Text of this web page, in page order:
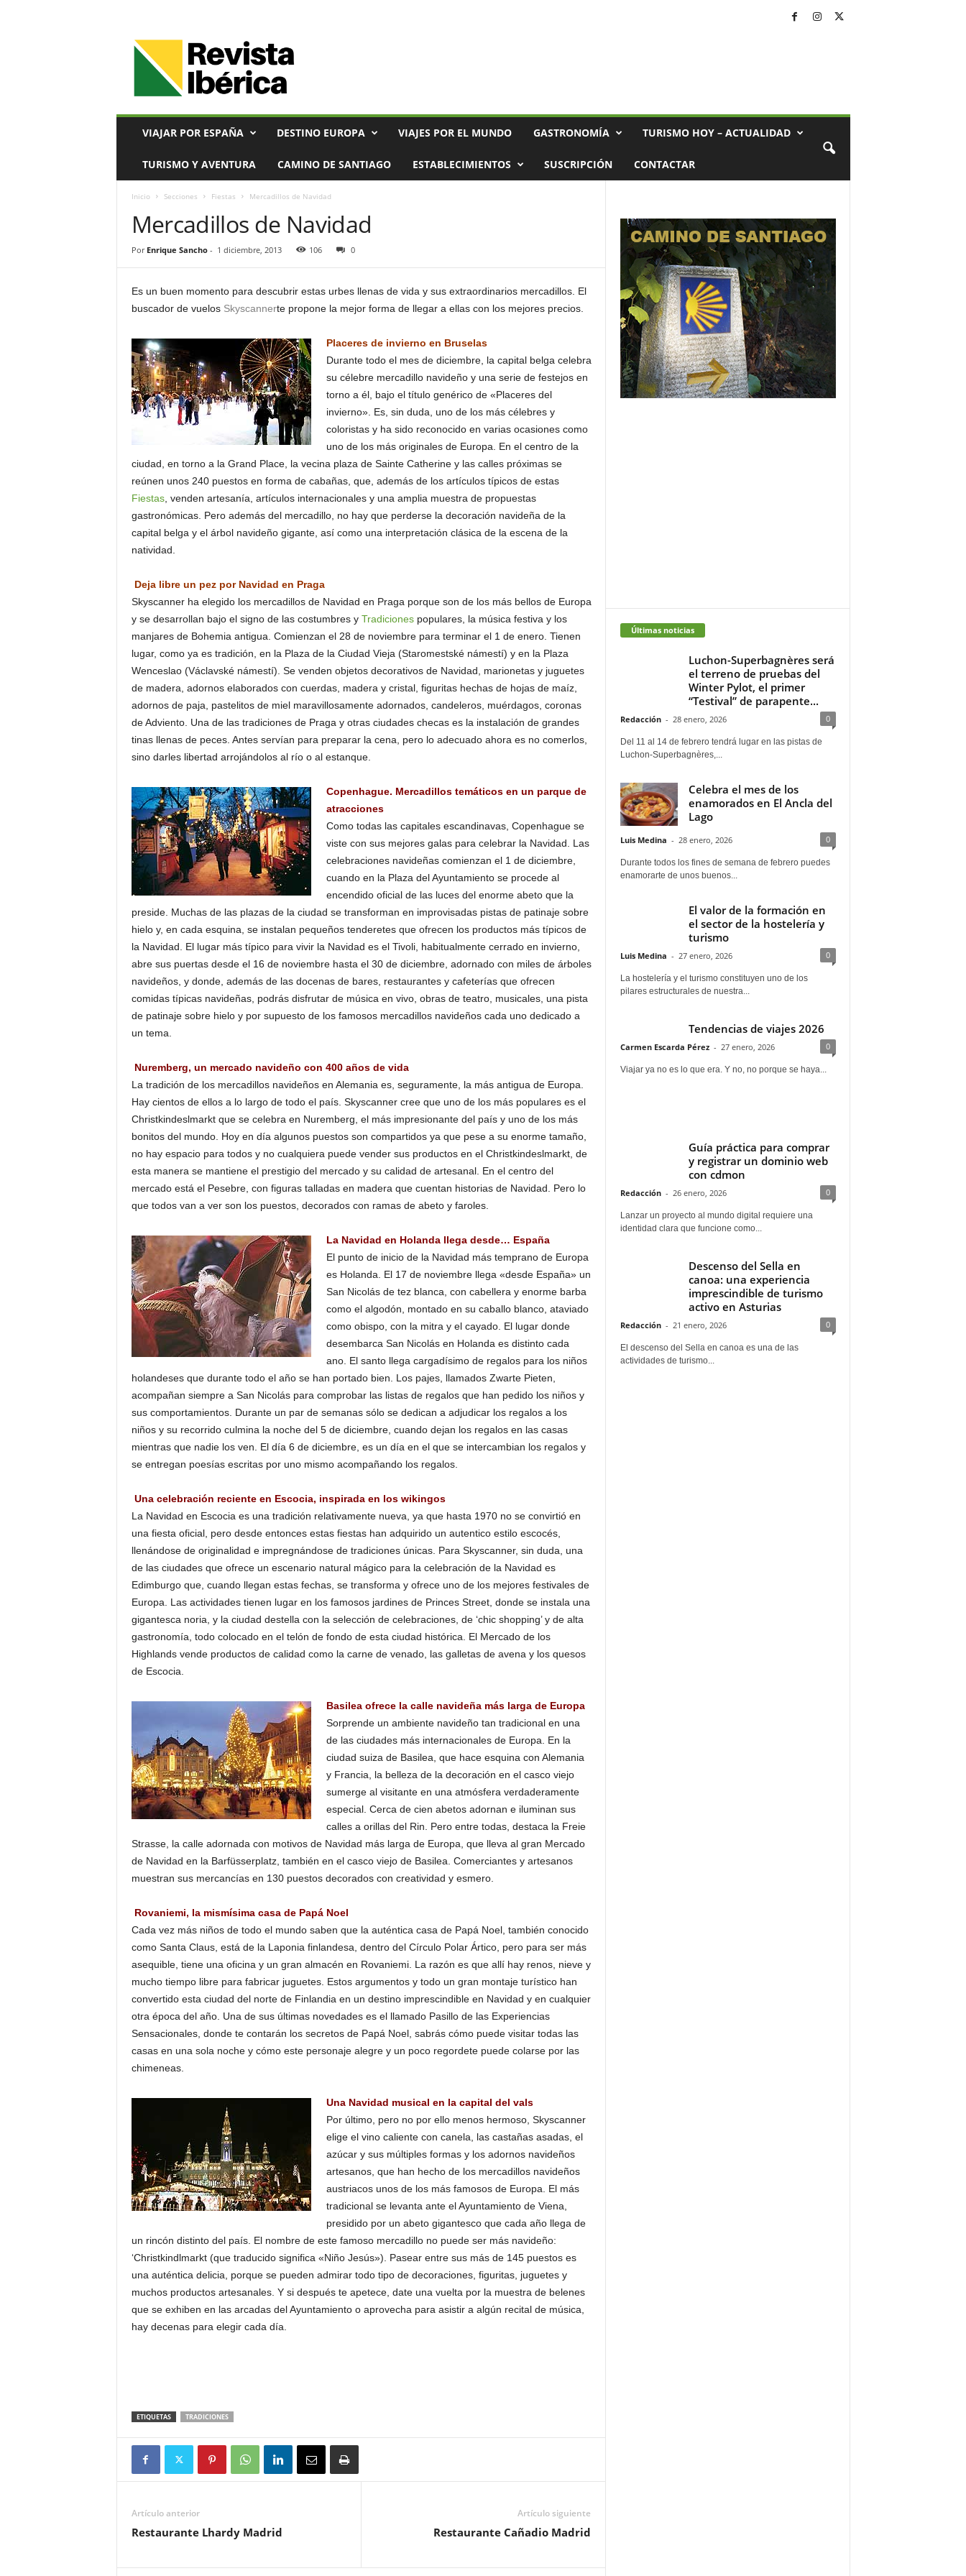
VIAJAR POR ESPAÑA DESTINO EUROPA VIAJES POR EL MUNDO GASTRONOMÍA TURISMO HOY – ACTUALIDAD
TURISMO Y AVENTURA CAMINO DE SANTIAGO ESTABLECIMIENTOS SUSCRIPCIÓN CONTACTAR
Inicio Secciones Fiestas Mercadillos de Navidad
Mercadillos de Navidad
Por Enrique Sancho- 1 diciembre, 2013 106 0
Es un buen momento para descubrir estas urbes llenas de vida y sus extraordinarios mercadillos. El
buscador de vuelos Skyscannerte propone la mejor forma de llegar a ellas con los mejores precios.
Placeres de invierno en Bruselas
Durante todo el mes de diciembre, la capital belga celebra
su célebre mercadillo navideño y una serie de festejos en
torno a él, bajo el título genérico de «Placeres del
invierno». Es, sin duda, uno de los más célebres y
coloristas y ha sido reconocido en varias ocasiones como
uno de los más originales de Europa. En el centro de la
ciudad, en torno a la Grand Place, la vecina plaza de Sainte Catherine y las calles próximas se
reúnen unos 240 puestos en forma de cabañas, que, además de los artículos típicos de estas
Fiestas, venden artesanía, artículos internacionales y una amplia muestra de propuestas
gastronómicas. Pero además del mercadillo, no hay que perderse la decoración navideña de la
capital belga y el árbol navideño gigante, así como una interpretación clásica de la escena de la
natividad.
Deja libre un pez por Navidad en Praga
Skyscanner ha elegido los mercadillos de Navidad en Praga porque son de los más bellos de Europa
y se desarrollan bajo el signo de las costumbres y Tradicionespopulares, la música festiva y los
manjares de Bohemia antigua. Comienzan el 28 de noviembre para terminar el 1 de enero. Tienen
lugar, como ya es tradición, en la Plaza de la Ciudad Vieja (Staromestské námestí) y en la Plaza
Wenceslao (Václavské námestí). Se venden objetos decorativos de Navidad, marionetas y juguetes
de madera, adornos elaborados con cuerdas, madera y cristal, figuritas hechas de hojas de maíz,
adornos de paja, pastelitos de miel maravillosamente adornados, candeleros, muérdagos, coronas
de Adviento. Una de las tradiciones de Praga y otras ciudades checas es la instalación de grandes
tinas llenas de peces. Antes servían para preparar la cena, pero lo adecuado ahora es no comerlos,
sino darles libertad arrojándolos al río o al estanque.
Copenhague. Mercadillos temáticos en un parque de
atracciones
Como todas las capitales escandinavas, Copenhague se
viste con sus mejores galas para celebrar la Navidad. Las
celebraciones navideñas comienzan el 1 de diciembre,
cuando en la Plaza del Ayuntamiento se procede al
encendido oficial de las luces del enorme abeto que la
preside. Muchas de las plazas de la ciudad se transforman en improvisadas pistas de patinaje sobre
hielo y, en cada esquina, se instalan pequeños tenderetes que ofrecen los productos más típicos de
la Navidad. El lugar más típico para vivir la Navidad es el Tivoli, habitualmente cerrado en invierno,
abre sus puertas desde el 16 de noviembre hasta el 30 de diciembre, adornado con miles de árboles
navideños, y donde, además de las docenas de bares, restaurantes y cafeterías que ofrecen
comidas típicas navideñas, podrás disfrutar de música en vivo, obras de teatro, musicales, una pista
de patinaje sobre hielo y por supuesto de los famosos mercadillos navideños cada uno dedicado a
un tema.
Nuremberg, un mercado navideño con 400 años de vida
La tradición de los mercadillos navideños en Alemania es, seguramente, la más antigua de Europa.
Hay cientos de ellos a lo largo de todo el país. Skyscanner cree que uno de los más populares es el
Christkindeslmarkt que se celebra en Nuremberg, el más impresionante del país y uno de los más
bonitos del mundo. Hoy en día algunos puestos son compartidos ya que pese a su enorme tamaño,
no hay espacio para todos y no cualquiera puede vender sus productos en el Christkindeslmarkt, de
esta manera se mantiene el prestigio del mercado y su calidad de artesanal. En el centro del
mercado está el Pesebre, con figuras talladas en madera que cuentan historias de Navidad. Pero lo
que todos van a ver son los puestos, decorados con ramas de abeto y faroles.
La Navidad en Holanda llega desde… España
El punto de inicio de la Navidad más temprano de Europa
es Holanda. El 17 de noviembre llega «desde España» un
San Nicolás de tez blanca, con cabellera y enorme barba
como el algodón, montado en su caballo blanco, ataviado
como obispo, con la mitra y el cayado. El lugar donde
desembarca San Nicolás en Holanda es distinto cada
ano. El santo llega cargadísimo de regalos para los niños
holandeses que durante todo el año se han portado bien. Los pajes, llamados Zwarte Pieten,
acompañan siempre a San Nicolás para comprobar las listas de regalos que han pedido los niños y
sus comportamientos. Durante un par de semanas sólo se dedican a adjudicar los regalos a los
niños y su recorrido culmina la noche del 5 de diciembre, cuando dejan los regalos en las casas
mientras que nadie los ven. El día 6 de diciembre, es un día en el que se intercambian los regalos y
se entregan poesías escritas por uno mismo acompañando los regalos.
Una celebración reciente en Escocia, inspirada en los wikingos
La Navidad en Escocia es una tradición relativamente nueva, ya que hasta 1970 no se convirtió en
una fiesta oficial, pero desde entonces estas fiestas han adquirido un autentico estilo escocés,
llenándose de originalidad e impregnándose de tradiciones únicas. Para Skyscanner, sin duda, una
de las ciudades que ofrece un escenario natural mágico para la celebración de la Navidad es
Edimburgo que, cuando llegan estas fechas, se transforma y ofrece uno de los mejores festivales de
Europa. Las actividades tienen lugar en los famosos jardines de Princes Street, donde se instala una
gigantesca noria, y la ciudad destella con la selección de celebraciones, de ‘chic shopping’ y de alta
gastronomía, todo colocado en el telón de fondo de esta ciudad histórica. El Mercado de los
Highlands vende productos de calidad como la carne de venado, las galletas de avena y los quesos
de Escocia.
Basilea ofrece la calle navideña más larga de Europa
Sorprende un ambiente navideño tan tradicional en una
de las ciudades más internacionales de Europa. En la
ciudad suiza de Basilea, que hace esquina con Alemania
y Francia, la belleza de la decoración en el casco viejo
sumerge al visitante en una atmósfera verdaderamente
especial. Cerca de cien abetos adornan e iluminan sus
calles a orillas del Rin. Pero entre todas, destaca la Freie
Strasse, la calle adornada con motivos de Navidad más larga de Europa, que lleva al gran Mercado
de Navidad en la Barfüsserplatz, también en el casco viejo de Basilea. Comerciantes y artesanos
muestran sus mercancías en 130 puestos decorados con creatividad y esmero.
Rovaniemi, la mismísima casa de Papá Noel
Cada vez más niños de todo el mundo saben que la auténtica casa de Papá Noel, también conocido
como Santa Claus, está de la Laponia finlandesa, dentro del Círculo Polar Ártico, pero para ser más
asequible, tiene una oficina y un gran almacén en Rovaniemi. La razón es que allí hay renos, nieve y
mucho tiempo libre para fabricar juguetes. Estos argumentos y todo un gran montaje turístico han
convertido esta ciudad del norte de Finlandia en un destino imprescindible en Navidad y en cualquier
otra época del año. Una de sus últimas novedades es el llamado Pasillo de las Experiencias
Sensacionales, donde te contarán los secretos de Papá Noel, sabrás cómo puede visitar todas las
casas en una sola noche y cómo este personaje alegre y un poco regordete puede colarse por las
chimeneas.
Una Navidad musical en la capital del vals
Por último, pero no por ello menos hermoso, Skyscanner
elige el vino caliente con canela, las castañas asadas, el
azúcar y sus múltiples formas y los adornos navideños
artesanos, que han hecho de los mercadillos navideños
austriacos unos de los más famosos de Europa. El más
tradicional se levanta ante el Ayuntamiento de Viena,
presidido por un abeto gigantesco que cada año llega de
un rincón distinto del país. El nombre de este famoso mercadillo no puede ser más navideño:
‘Christkindlmarkt (que traducido significa «Niño Jesús»). Pasear entre sus más de 145 puestos es
una auténtica delicia, porque se pueden admirar todo tipo de decoraciones, figuritas, juguetes y
muchos productos artesanales. Y si después te apetece, date una vuelta por la muestra de belenes
que se exhiben en las arcadas del Ayuntamiento o aprovecha para asistir a algún recital de música,
hay decenas para elegir cada día.
ETIQUETAS TRADICIONES
Artículo anterior
Restaurante Lhardy Madrid
Artículo siguiente
Restaurante Cañadio Madrid
Últimas noticias
Luchon-Superbagnères será
el terreno de pruebas del
Winter Pylot, el primer
“Testival” de parapente...
Redacción - 28 enero, 2026 0
Del 11 al 14 de febrero tendrá lugar en las pistas de
Luchon-Superbagnères,...
Celebra el mes de los
enamorados en El Ancla del
Lago
Luis Medina - 28 enero, 2026 0
Durante todos los fines de semana de febrero puedes
enamorarte de unos buenos...
El valor de la formación en
el sector de la hostelería y
turismo
Luis Medina - 27 enero, 2026 0
La hostelería y el turismo constituyen uno de los
pilares estructurales de nuestra...
Tendencias de viajes 2026
Carmen Escarda Pérez - 27 enero, 2026 0
Viajar ya no es lo que era. Y no, no porque se haya...
Guía práctica para comprar
y registrar un dominio web
con cdmon
Redacción - 26 enero, 2026 0
Lanzar un proyecto al mundo digital requiere una
identidad clara que funcione como...
Descenso del Sella en
canoa: una experiencia
imprescindible de turismo
activo en Asturias
Redacción - 21 enero, 2026 0
El descenso del Sella en canoa es una de las
actividades de turismo...